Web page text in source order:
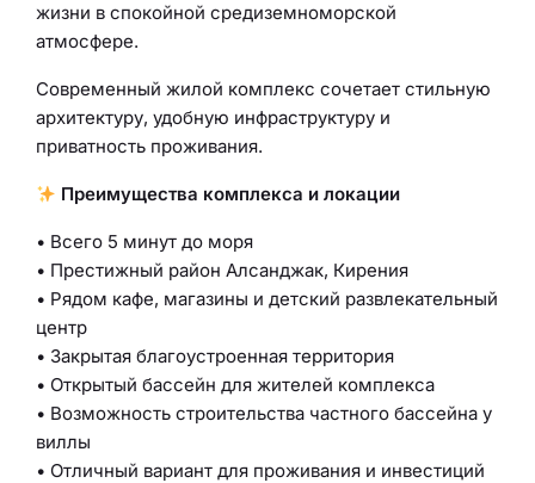
жизни в спокойной средиземноморской
атмосфере.
Современный жилой комплекс сочетает стильную
архитектуру, удобную инфраструктуру и
приватность проживания.
Преимущества комплекса и локации
• Всего 5 минут до моря
• Престижный район Алсанджак, Кирения
• Рядом кафе, магазины и детский развлекательный
центр
• Закрытая благоустроенная территория
• Открытый бассейн для жителей комплекса
• Возможность строительства частного бассейна у
виллы
• Отличный вариант для проживания и инвестиций